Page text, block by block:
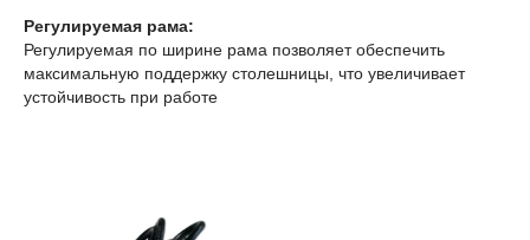
Регулируемая рама:
Регулируемая по ширине рама позволяет обеспечить
максимальную поддержку столешницы, что увеличивает
устойчивость при работе